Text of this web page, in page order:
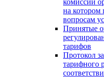
на котором
вопросам
Принятые
тарифов
Протокол
тарифного